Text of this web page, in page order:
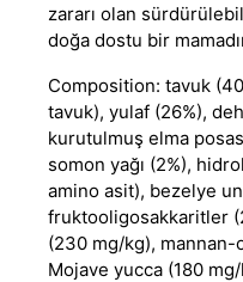
zararı olan
doğa dostu bir
Composition: tavuk
tavuk), yulaf (26%),
kurutulmuş elma
somon yağı (2%),
amino asit), bezelye
fruktooligosakkaritler
(230 mg/kg),
Mojave yucca (180